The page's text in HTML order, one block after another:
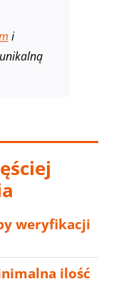
i
weryfikacji
ilość